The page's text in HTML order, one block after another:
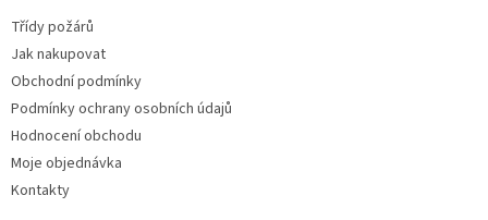
Třídy požárů
Jak nakupovat
Obchodní podmínky
Podmínky ochrany osobních údajů
Hodnocení obchodu
Moje objednávka
Kontakty